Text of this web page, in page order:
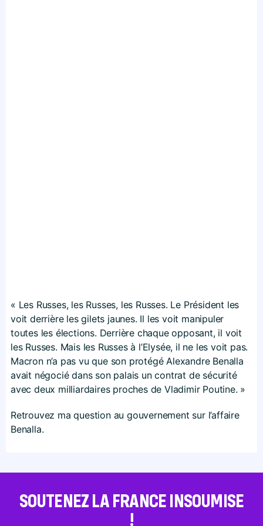
« Les Russes, les Russes, les Russes. Le Président les
voit derrière les gilets jaunes. Il les voit manipuler
toutes les élections. Derrière chaque opposant, il voit
les Russes. Mais les Russes à l’Elysée, il ne les voit pas.
Macron n’a pas vu que son protégé Alexandre Benalla
avait négocié dans son palais un contrat de sécurité
avec deux milliardaires proches de Vladimir Poutine. »
Retrouvez ma question au gouvernement sur l’affaire
Benalla.
SOUTENEZ LA FRANCE INSOUMISE
!